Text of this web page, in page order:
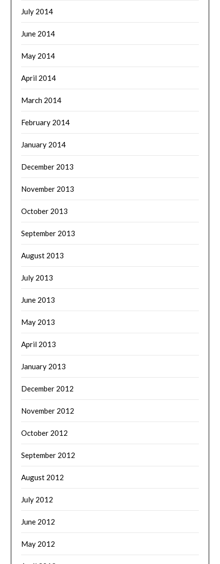
July 2014
June 2014
May 2014
April 2014
March 2014
February 2014
January 2014
December 2013
November 2013
October 2013
September 2013
August 2013
July 2013
June 2013
May 2013
April 2013
January 2013
December 2012
November 2012
October 2012
September 2012
August 2012
July 2012
June 2012
May 2012